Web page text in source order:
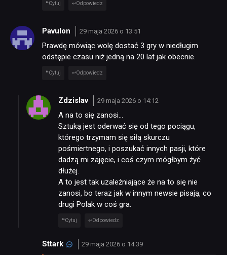
Cytuj Odpowiedz
Pavulon 29 maja 2026 o 13:51
Prawdę mówiąc wolę dostać 3 gry w niedługim
odstępie czasu niż jedną na 20 lat jak obecnie.
Cytuj Odpowiedz
Zdzislav 29 maja 2026 o 14:12
A na to się zanosi…
Sztuką jest oderwać się od tego pociągu,
którego trzymam się siłą skurczu
pośmiertnego, i poszukać innych pasji, które
dadzą mi zajęcie, i coś czym mógłbym żyć
dłużej.
A to jest tak uzależniające że na to się nie
zanosi, bo teraz jak w innym newsie pisają, co
drugi Polak w coś gra.
Cytuj Odpowiedz
Sttark 29 maja 2026 o 14:39